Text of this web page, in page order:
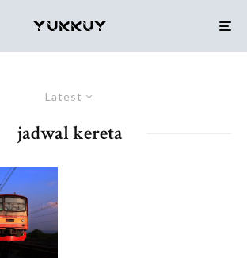
Latest
jadwal kereta